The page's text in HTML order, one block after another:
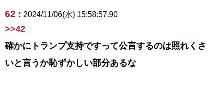
62 : 2024/11/06(水) 15:58:57.90
>>42
確かにトランプ支持ですって公言するのは照れくさ
いと言うか恥ずかしい部分あるな